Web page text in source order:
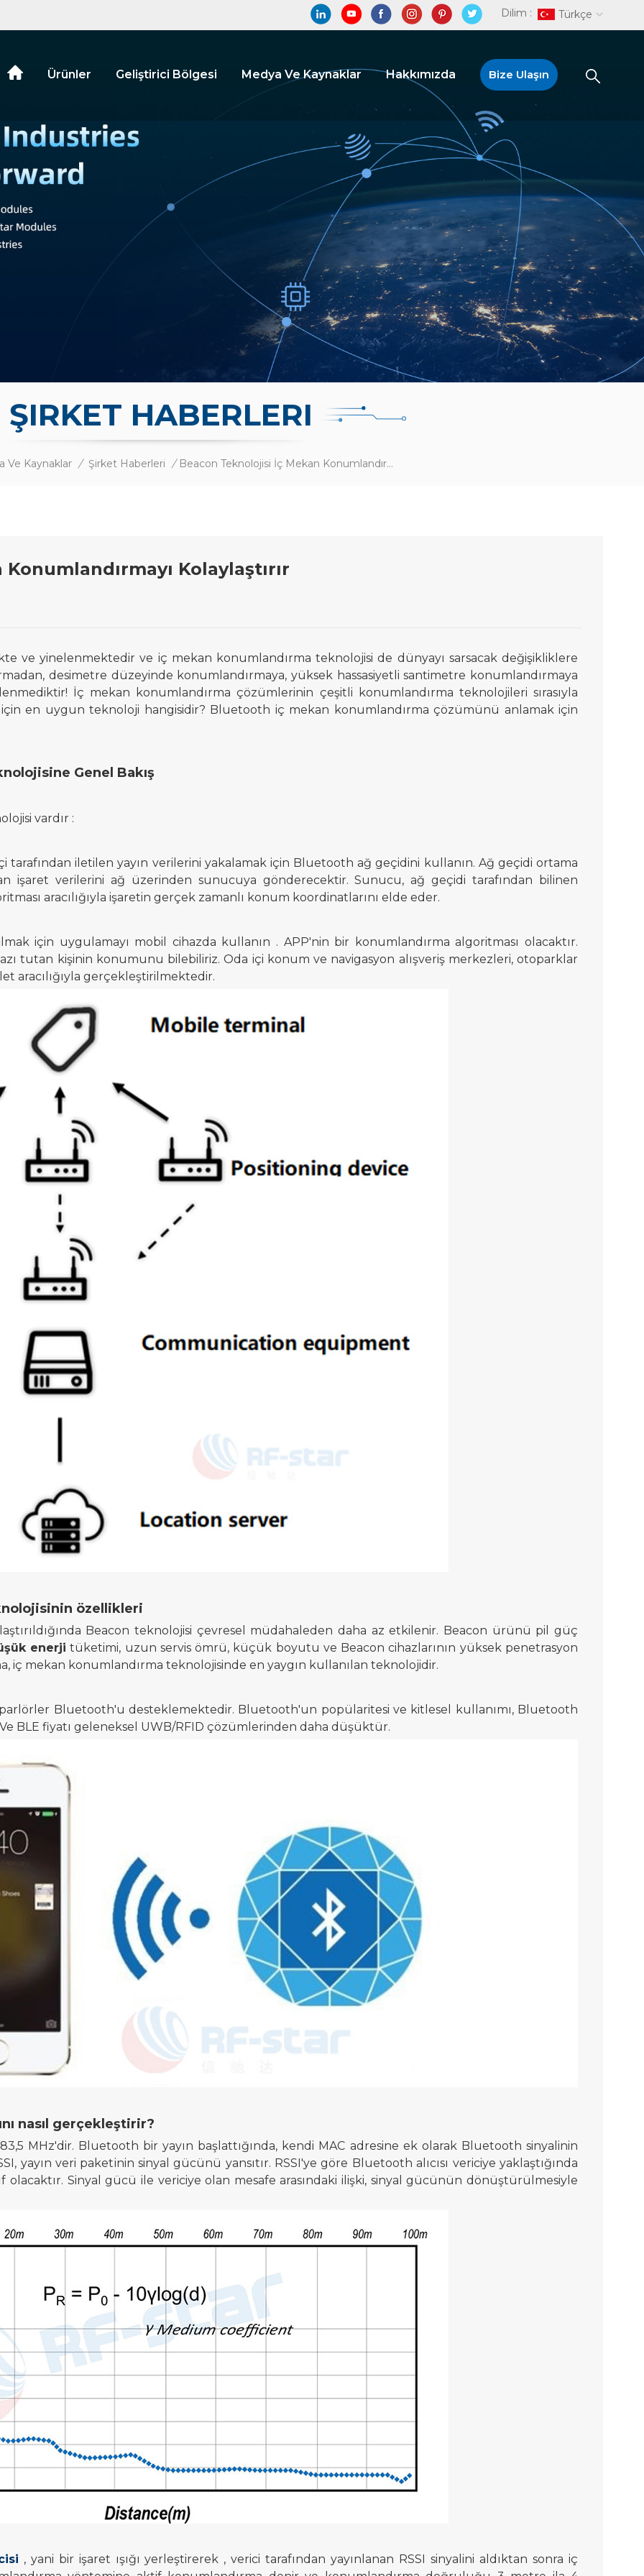
Dilim : Türkçe
Ürünler Geliştirici Bölgesi Medya Ve Kaynaklar Hakkımızda Bize Ulaşın
ŞIRKET HABERLERI
Ve Kaynaklar / Şirket Haberleri / Beacon Teknolojisi İç Mekan Konumlandırmayı Kolaylaştırır
Kolaylaştırır
ve yinelenmektedir ve iç mekan konumlandırma teknolojisi de dünyayı sarsacak değişikliklere
desimetre düzeyinde konumlandırmaya, yüksek hassasiyetli santimetre konumlandırmaya
İç mekan konumlandırma çözümlerinin çeşitli konumlandırma teknolojileri sırasıyla
için en uygun teknoloji hangisidir? Bluetooth iç mekan konumlandırma çözümünü anlamak için
Genel Bakış
vardır :
tarafından iletilen yayın verilerini yakalamak için Bluetooth ağ geçidini kullanın. Ağ geçidi ortama
işaret verilerini ağ üzerinden sunucuya gönderecektir. Sunucu, ağ geçidi tarafından bilinen
aracılığıyla işaretin gerçek zamanlı konum koordinatlarını elde eder.
için uygulamayı mobil cihazda kullanın . APP'nin bir konumlandırma algoritması olacaktır.
tutan kişinin konumunu bilebiliriz.Oda içi konum ve navigasyon alışveriş merkezleri, otoparklar
aracılığıyla gerçekleştirilmektedir.
özellikleri
Beacon teknolojisi çevresel müdahaleden daha az etkilenir. Beacon ürünü pil güç
enerji tüketimi, uzun servis ömrü, küçük boyutu ve Beacon cihazlarının yüksek penetrasyon
iç mekan konumlandırma teknolojisinde en yaygın kullanılan teknolojidir.
Bluetooth'u desteklemektedir. Bluetooth'un popülaritesi ve kitlesel kullanımı, Bluetooth
BLE fiyatı geleneksel UWB/RFID çözümlerinden daha düşüktür.
nasıl gerçekleştirir?
MHz'dir. Bluetooth bir yayın başlattığında, kendi MAC adresine ek olarak Bluetooth sinyalinin
yayın veri paketinin sinyal gücünü yansıtır. RSSI'ye göre Bluetooth alıcısı vericiye yaklaştığında
Sinyal gücü ile vericiye olan mesafe arasındaki ilişki, sinyal gücünün dönüştürülmesiyle
, yani bir işaret ışığı yerleştirerek , verici tarafından yayınlanan RSSI sinyalini aldıktan sonra iç